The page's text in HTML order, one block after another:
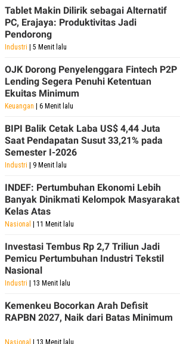
I
S
I
N
G
G
M
E
D
I
.
D
SITEMAPPROFILETERM
OF
PEDOMAN
SIBER
PRIVACY
POLICY
Tablet Makin Dilirik sebagai Alternatif
PC, Erajaya: Produktivitas Jadi
Pendorong
Industri | 5 Menit lalu
OJK Dorong Penyelenggara Fintech P2P
Lending Segera Penuhi Ketentuan
Ekuitas Minimum
Keuangan | 6 Menit lalu
BIPI Balik Cetak Laba US$ 4,44 Juta
Saat Pendapatan Susut 33,21% pada
Semester I-2026
Industri | 9 Menit lalu
INDEF: Pertumbuhan Ekonomi Lebih
Banyak Dinikmati Kelompok Masyarakat
Kelas Atas
Nasional | 11 Menit lalu
Investasi Tembus Rp 2,7 Triliun Jadi
Pemicu Pertumbuhan Industri Tekstil
Nasional
Industri | 13 Menit lalu
Kemenkeu Bocorkan Arah Defisit
RAPBN 2027, Naik dari Batas Minimum